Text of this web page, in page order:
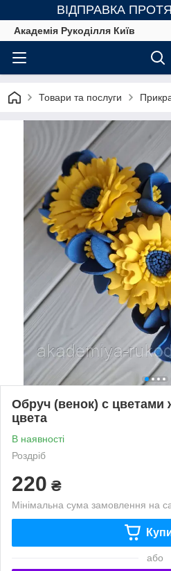
ВІДПРАВКА
Академія Рукоділля Київ
Товари та послуги
Обруч (венок) с цветами
цвета
В наявності
Роздріб
220 ₴
Мінімальна сума замовлення на
або